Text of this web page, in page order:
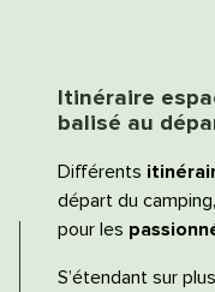
Itinéraire
balisé au
Différents
départ du
pour les
S’étendant sur